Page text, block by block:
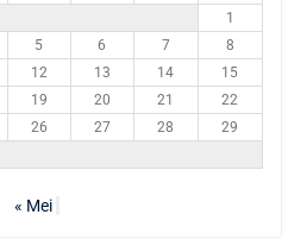
1
5 6 7
8
12 13 14
15
19 20 21
22
26 27 28
29
« Mei